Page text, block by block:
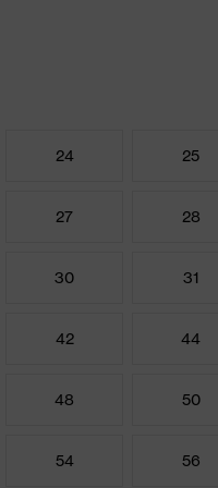
24 25
27 28
30 31
42 44
48 50
54 56